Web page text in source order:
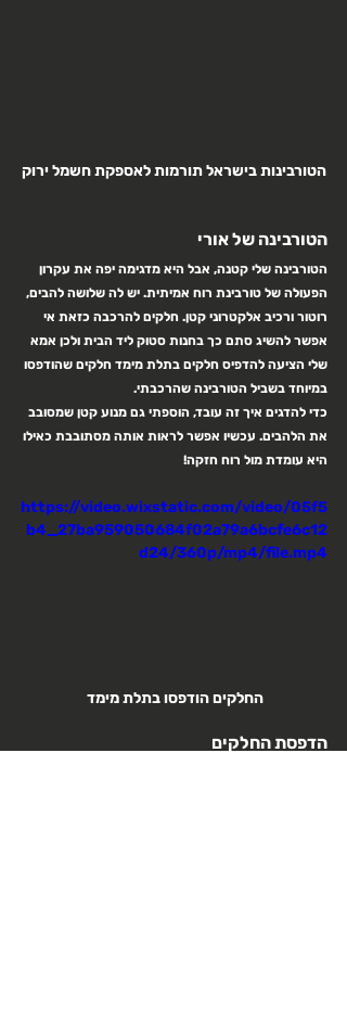
הטורבינות בישראל תורמות לאספקת חשמל ירוק
הטורבינה של אורי
הטורבינה שלי קטנה, אבל היא מדגימה יפה את עקרון
הפעולה של טורבינת רוח אמיתית. יש לה שלושה להבים,
רוטור ורכיב אלקטרוני קטן. חלקים להרכבה כזאת אי
אפשר להשיג סתם כך בחנות סטוק ליד הבית ולכן אמא
שלי הציעה להדפיס חלקים בתלת מימד חלקים שהודפסו
במיוחד בשביל הטורבינה שהרכבתי.
כדי להדגים איך זה עובד, הוספתי גם מנוע קטן שמסובב
את הלהבים. עכשיו אפשר לראות אותה מסתובבת כאילו
היא עומדת מול רוח חזקה!
https://video.wixstatic.com/video/05f5
b4_27ba959050684f02a79a6bcfe6c12
d24/360p/mp4/file.mp4
החלקים הודפסו בתלת מימד
הדפסת החלקים